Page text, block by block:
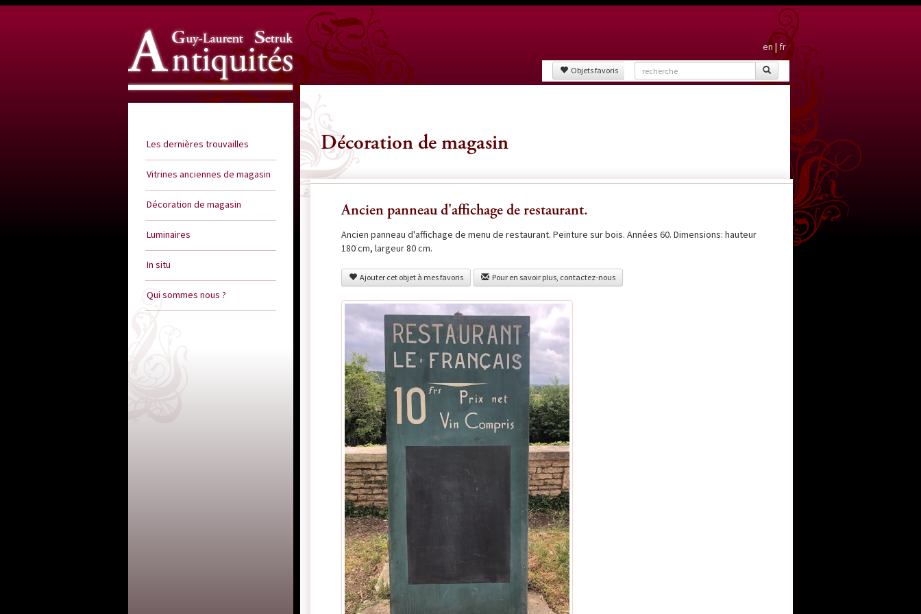
Les dernières trouvailles
Vitrines anciennes de magasin
Décoration de magasin
Luminaires
In situ
Qui sommes nous ?
en|fr
Objets favoris
Décoration de magasin
Ancien panneau d'affichage de restaurant.
Ancien panneau d'affichage de menu de restaurant. Peinture sur bois. Années 60. Dimensions: hauteur
180 cm, largeur 80 cm.
Ajouter cet objet à mes favoris Pour en savoir plus, contactez-nous